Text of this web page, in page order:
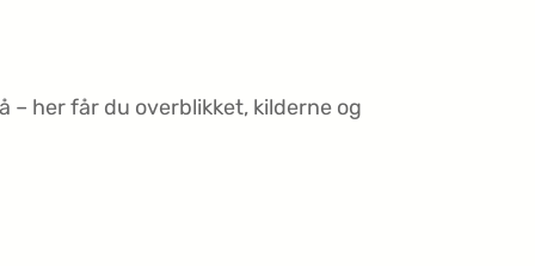
– her får du overblikket, kilderne og